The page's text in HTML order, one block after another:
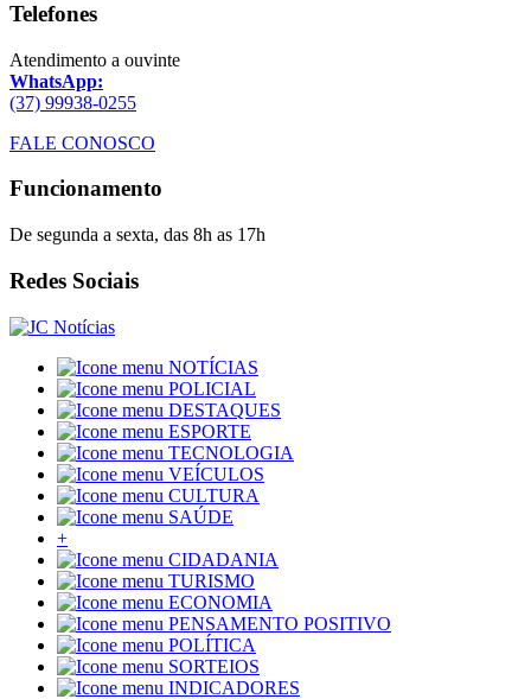
Telefones
Atendimento a ouvinte
WhatsApp:
(37) 99938-0255
FALE CONOSCO
Funcionamento
De segunda a sexta, das 8h as 17h
Redes Sociais
NOTÍCIAS
POLICIAL
DESTAQUES
ESPORTE
TECNOLOGIA
VEÍCULOS
CULTURA
SAÚDE
+
CIDADANIA
TURISMO
ECONOMIA
PENSAMENTO POSITIVO
POLÍTICA
SORTEIOS
INDICADORES